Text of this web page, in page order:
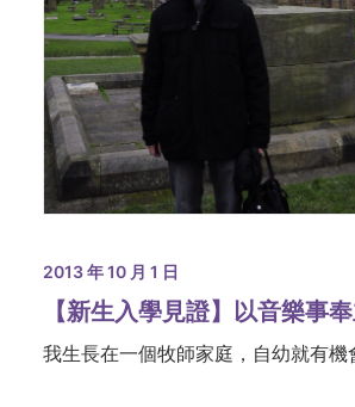
2013 年 10 月 1 日
【新生入學見證】以音樂事
我生長在一個牧師家庭，自幼就有機